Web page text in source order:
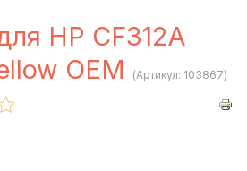
HP CF312A
OEM
(Артикул: 103867)